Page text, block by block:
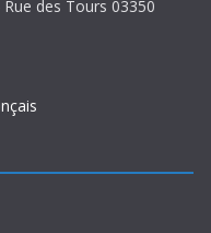
des Tours 03350